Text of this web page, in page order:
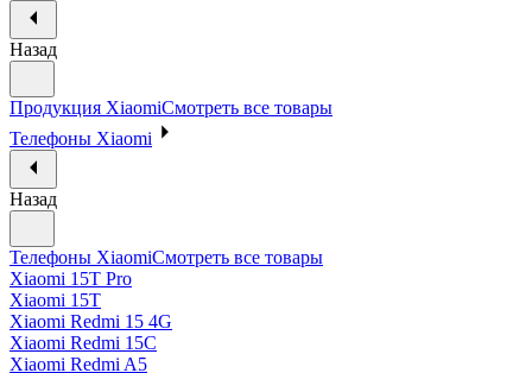
Назад
Продукция XiaomiСмотреть все товары
Телефоны Xiaomi
Назад
Телефоны XiaomiСмотреть все товары
Xiaomi 15T Pro
Xiaomi 15T
Xiaomi Redmi 15 4G
Xiaomi Redmi 15C
Xiaomi Redmi A5